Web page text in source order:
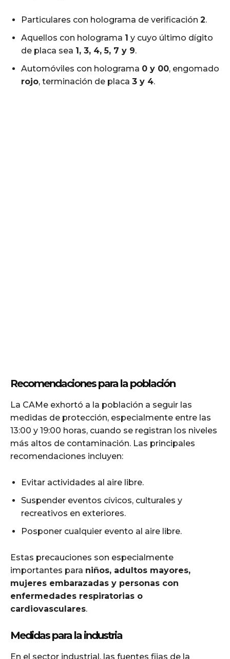
Particulares con holograma de verificación 2.
Aquellos con holograma 1 y cuyo último dígito
de placa sea 1, 3, 4, 5, 7 y 9.
Automóviles con holograma 0 y 00, engomado
rojo, terminación de placa 3 y 4.
Recomendaciones para la población
La CAMe exhortó a la población a seguir las
medidas de protección, especialmente entre las
13:00 y 19:00 horas, cuando se registran los niveles
más altos de contaminación. Las principales
recomendaciones incluyen:
Evitar actividades al aire libre.
Suspender eventos cívicos, culturales y
recreativos en exteriores.
Posponer cualquier evento al aire libre.
Estas precauciones son especialmente
importantes para niños, adultos mayores,
mujeres embarazadas y personas con
enfermedades respiratorias o
cardiovasculares.
Medidas para la industria
En el sector industrial, las fuentes fijas de la